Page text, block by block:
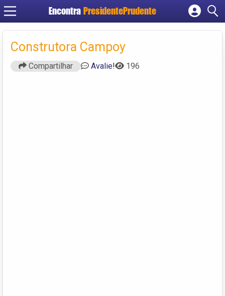
Encontra PresidentePrudente
Cadastrar empresa
Criar conta
Construtora Campoy
Compartilhar Avalie! 196